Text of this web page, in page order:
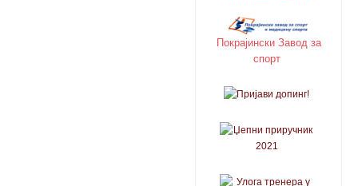
Покрајински Завод за
спорт